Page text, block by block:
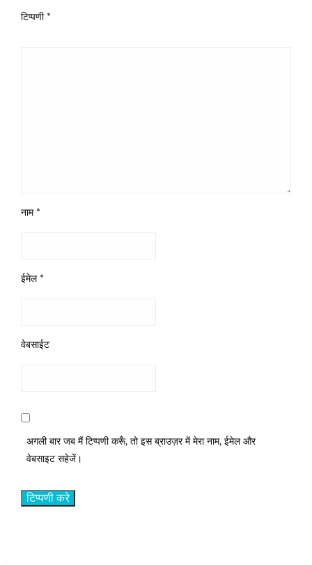
टिप्पणी *
नाम *
ईमेल *
वेबसाईट
अगली बार जब मैं टिप्पणी करूँ, तो इस ब्राउज़र में मेरा नाम, ईमेल और
वेबसाइट सहेजें।